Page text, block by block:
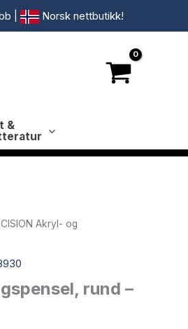
Norsk nettbutikk!
&
Akryl- og
rund –